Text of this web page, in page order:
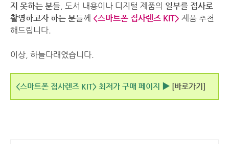
지 못하는 분들, 도서 내용이나 디지털 제품의 일부를 접사로
촬영하고자 하는 분들께 <스마트폰 접사렌즈 KIT> 제품 추천
해드립니다.
이상, 하늘다래였습니다.
<스마트폰 접사렌즈 KIT> 최저가 구매 페이지 ▶ [바로가기]